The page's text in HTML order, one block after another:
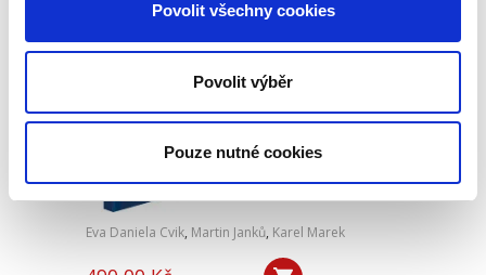
Povolit všechny cookies
Povolit výběr
Pouze nutné cookies
Vybrané kapitoly
soukromého práva
II
Eva Daniela Cvik, Martin Janků, Karel Marek